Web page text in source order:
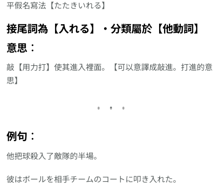
平假名寫法【たたきいれる】
接尾詞為【入れる】‧分類屬於【他動詞】
意思︰
敲【用力打】使其進入裡面。【可以意譯成敲進。打進的意
思】
例句︰
他把球殺入了敵隊的半場。
彼はボールを相手チームのコートに叩き入れた。